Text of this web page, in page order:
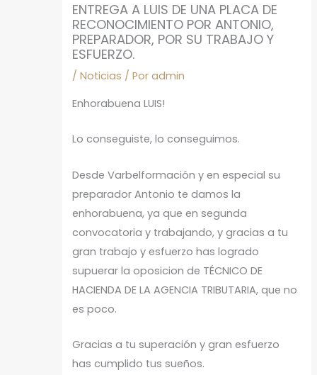
ENTREGA A LUIS DE UNA PLACA DE
RECONOCIMIENTO POR ANTONIO,
PREPARADOR, POR SU TRABAJO Y
ESFUERZO.
/Noticias / Poradmin
Enhorabuena LUIS!
Lo conseguiste, lo conseguimos.
Desde Varbelformación y en especial su
preparador Antonio te damos la
enhorabuena, ya que en segunda
convocatoria y trabajando, y gracias a tu
gran trabajo y esfuerzo has logrado
supuerar la oposicion de TÉCNICO DE
HACIENDA DE LA AGENCIA TRIBUTARIA, que no
es poco.
Gracias a tu superación y gran esfuerzo
has cumplido tus sueños.